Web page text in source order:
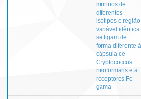
murinos de
diferentes
isotipos e região
variável idêntica
se ligam de
forma diferente à
cápsula de
Cryptococcus
neoformans e a
receptores Fc-
gama